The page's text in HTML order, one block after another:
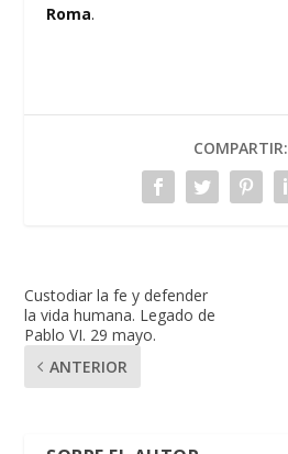
Roma.
COMPARTIR:
Custodiar la fe y defender
la vida humana. Legado de
Pablo VI. 29 mayo.
ANTERIOR